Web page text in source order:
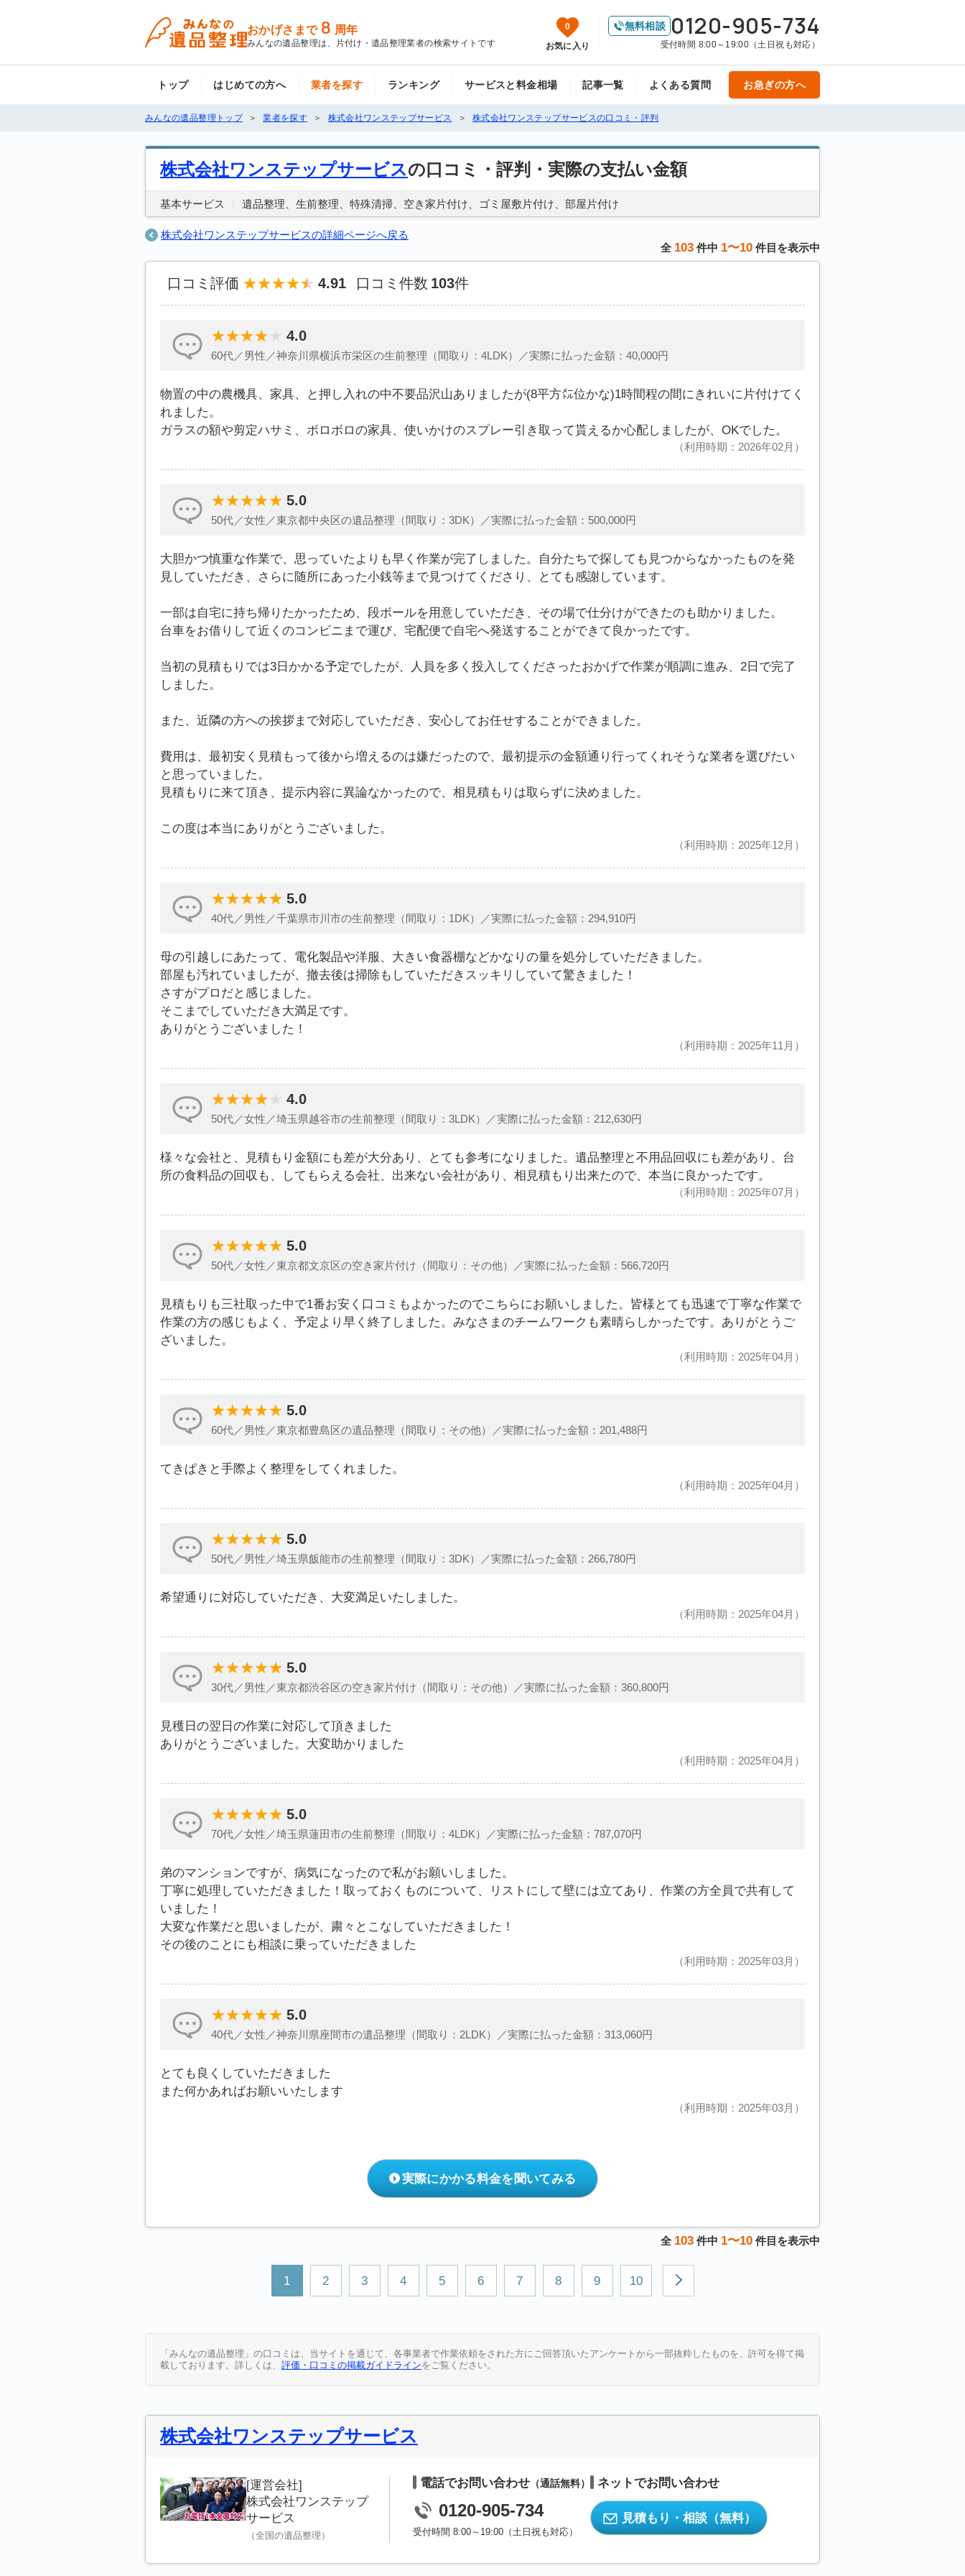
おかげさまで 8 周年
みんなの遺品整理は、片付け・遺品整理業者の検索サイトです
0
お気に入り
無料相談 0120-905-734
受付時間 8:00～19:00（土日祝も対応）
トップ はじめての方へ 業者を探す ランキング サービスと料金相場 記事一覧 よくある質問 お急ぎの方へ
みんなの遺品整理トップ 業者を探す 株式会社ワンステップサービス 株式会社ワンステップサービスの口コミ・評判
株式会社ワンステップサービスの口コミ・評判・実際の支払い金額
基本サービス 遺品整理 生前整理 特殊清掃 空き家片付け ゴミ屋敷片付け 部屋片付け
株式会社ワンステップサービスの詳細ページへ戻る
全 103 件中 1〜10 件目を表示中
口コミ評価 4.91 口コミ件数 103件
4.0
60代／男性／神奈川県横浜市栄区の生前整理（間取り：4LDK）／実際に払った金額：40,000円
物置の中の農機具、家具、と押し入れの中不要品沢山ありましたが(8平方㍍位かな)1時間程の間にきれいに片付けてく
れました。
ガラスの額や剪定ハサミ、ボロボロの家具、使いかけのスプレー引き取って貰えるか心配しましたが、OKでした。
利用時期：2026年02月
5.0
50代／女性／東京都中央区の遺品整理（間取り：3DK）／実際に払った金額：500,000円
大胆かつ慎重な作業で、思っていたよりも早く作業が完了しました。自分たちで探しても見つからなかったものを発
見していただき、さらに随所にあった小銭等まで見つけてくださり、とても感謝しています。
一部は自宅に持ち帰りたかったため、段ボールを用意していただき、その場で仕分けができたのも助かりました。
台車をお借りして近くのコンビニまで運び、宅配便で自宅へ発送することができて良かったです。
当初の見積もりでは3日かかる予定でしたが、人員を多く投入してくださったおかげで作業が順調に進み、2日で完了
しました。
また、近隣の方への挨拶まで対応していただき、安心してお任せすることができました。
費用は、最初安く見積もって後から増えるのは嫌だったので、最初提示の金額通り行ってくれそうな業者を選びたい
と思っていました。
見積もりに来て頂き、提示内容に異論なかったので、相見積もりは取らずに決めました。
この度は本当にありがとうございました。
利用時期：2025年12月
5.0
40代／男性／千葉県市川市の生前整理（間取り：1DK）／実際に払った金額：294,910円
母の引越しにあたって、電化製品や洋服、大きい食器棚などかなりの量を処分していただきました。
部屋も汚れていましたが、撤去後は掃除もしていただきスッキリしていて驚きました！
さすがプロだと感じました。
そこまでしていただき大満足です。
ありがとうございました！
利用時期：2025年11月
4.0
50代／女性／埼玉県越谷市の生前整理（間取り：3LDK）／実際に払った金額：212,630円
様々な会社と、見積もり金額にも差が大分あり、とても参考になりました。遺品整理と不用品回収にも差があり、台
所の食料品の回収も、してもらえる会社、出来ない会社があり、相見積もり出来たので、本当に良かったです。
利用時期：2025年07月
5.0
50代／女性／東京都文京区の空き家片付け（間取り：その他）／実際に払った金額：566,720円
見積もりも三社取った中で1番お安く口コミもよかったのでこちらにお願いしました。皆様とても迅速で丁寧な作業で
作業の方の感じもよく、予定より早く終了しました。みなさまのチームワークも素晴らしかったです。ありがとうご
ざいました。
利用時期：2025年04月
5.0
60代／男性／東京都豊島区の遺品整理（間取り：その他）／実際に払った金額：201,488円
てきぱきと手際よく整理をしてくれました。
利用時期：2025年04月
5.0
50代／男性／埼玉県飯能市の生前整理（間取り：3DK）／実際に払った金額：266,780円
希望通りに対応していただき、大変満足いたしました。
利用時期：2025年04月
5.0
30代／男性／東京都渋谷区の空き家片付け（間取り：その他）／実際に払った金額：360,800円
見穫日の翌日の作業に対応して頂きました
ありがとうございました。大変助かりました
利用時期：2025年04月
5.0
70代／女性／埼玉県蓮田市の生前整理（間取り：4LDK）／実際に払った金額：787,070円
弟のマンションですが、病気になったので私がお願いしました。
丁寧に処理していただきました！取っておくものについて、リストにして壁には立てあり、作業の方全員で共有して
いました！
大変な作業だと思いましたが、粛々とこなしていただきました！
その後のことにも相談に乗っていただきました
利用時期：2025年03月
5.0
40代／女性／神奈川県座間市の遺品整理（間取り：2LDK）／実際に払った金額：313,060円
とても良くしていただきました
また何かあればお願いいたします
利用時期：2025年03月
実際にかかる料金を聞いてみる
全 103 件中 1〜10 件目を表示中
1 2 3 4 5 6 7 8 9 10
「みんなの遺品整理」の口コミは、当サイトを通じて、各事業者で作業依頼をされた方にご回答頂いたアンケートから一部抜粋したものを、許可を得て掲
載しております。詳しくは、 評価・口コミの掲載ガイドラインをご覧ください。
株式会社ワンステップサービス
[運営会社]
株式会社ワンステップ
サービス
（全国の遺品整理）
電話でお問い合わせ （通話無料）
0120-905-734
受付時間 8:00～19:00（土日祝も対応）
ネットでお問い合わせ
見積もり・相談 （無料）